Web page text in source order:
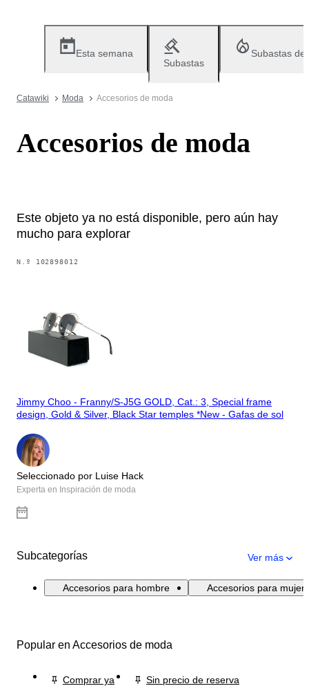
Esta semana
Subastas
Subastas
Catawiki Moda Accesorios de moda
Accesorios de moda
Este objeto ya no está disponible, pero aún hay
mucho para explorar
N.º 102898012
Jimmy Choo - Franny/S-J5G GOLD, Cat.: 3, Special frame
design, Gold & Silver, Black Star temples *New - Gafas de sol
Seleccionado por Luise Hack
Experta en Inspiración de moda
Subcategorías Ver más
Accesorios para hombre Accesorios para mujer
Popular en Accesorios de moda
Comprar ya
Sin precio de reserva